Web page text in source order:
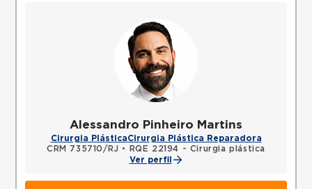
Alessandro Pinheiro Martins
Cirurgia PlásticaCirurgia Plástica Reparadora
CRM 735710/RJ •
RQE 22194 - Cirurgia plástica
Ver perfil